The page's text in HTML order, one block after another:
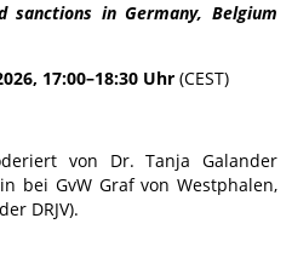
sanctions in Germany, Belgium
17:00–18:30 Uhr (CEST)
von Dr. Tanja Galander
bei GvW Graf von Westphalen,
DRJV).